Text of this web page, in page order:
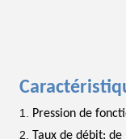
Pression de
Taux de débit: